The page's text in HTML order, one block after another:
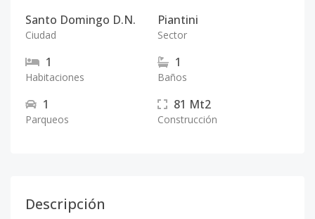
Santo Domingo D.N.
Ciudad
Piantini
Sector
1
Habitaciones
1
Baños
1
Parqueos
81 Mt2
Construcción
Descripción